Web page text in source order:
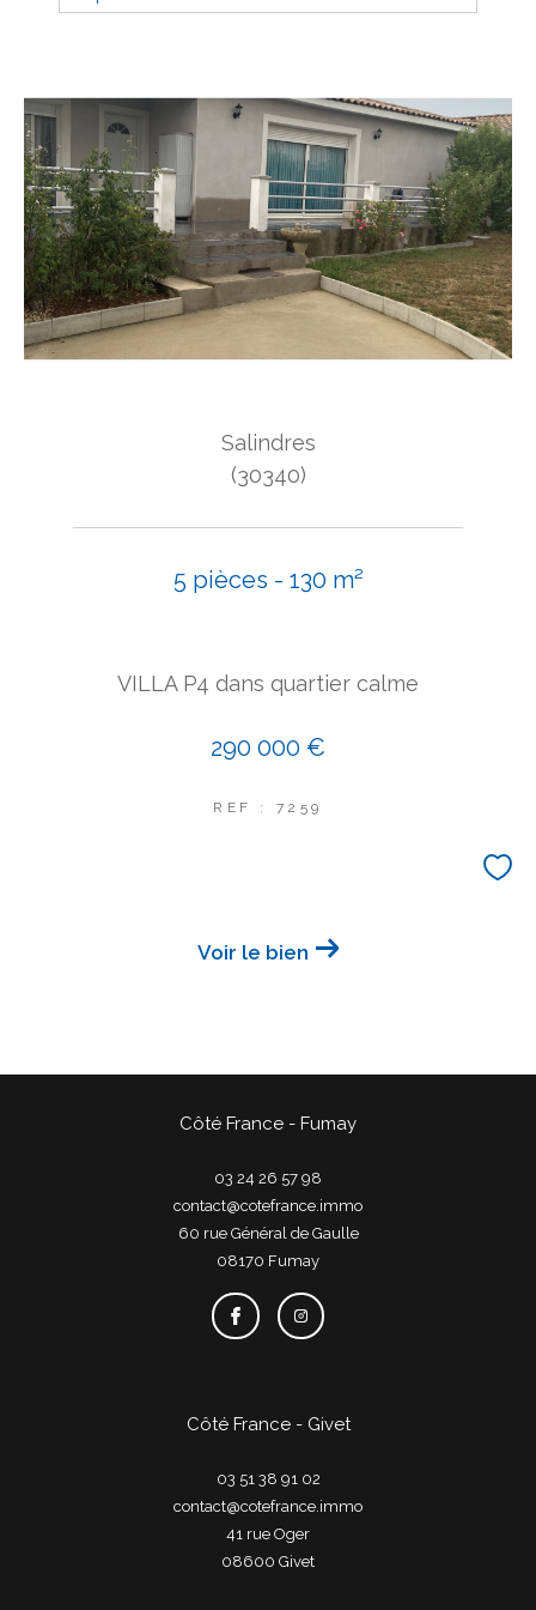
Salindres
(30340)
5 pièces - 130 m²
VILLA P4 dans quartier calme
290 000 €
REF : 7259
Voir le bien
Côté France - Fumay
03 24 26 57 98
contact@cotefrance.immo
60 rue Général de Gaulle
08170
fumay
Côté France - Givet
03 51 38 91 02
contact@cotefrance.immo
41 rue Oger
08600
givet
Surface
Surface
Pièces
Pièces
Référence
PARKING
COUPS DE COEUR